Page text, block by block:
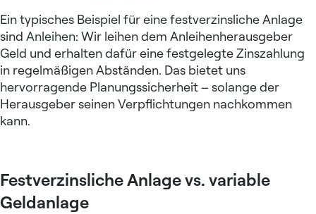
Ein typisches Beispiel für eine festverzinsliche Anlage
sind Anleihen: Wir leihen dem Anleihenherausgeber
Geld und erhalten dafür eine festgelegte Zinszahlung
in regelmäßigen Abständen. Das bietet uns
hervorragende Planungssicherheit – solange der
Herausgeber seinen Verpflichtungen nachkommen
kann.
Festverzinsliche Anlage vs. variable
Geldanlage